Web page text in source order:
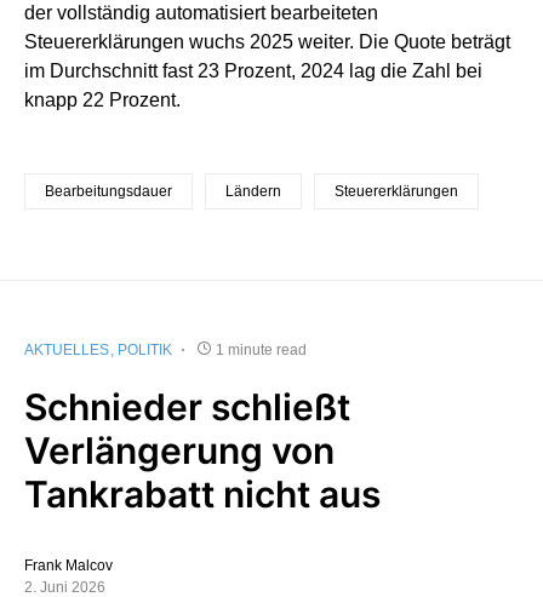
der vollständig automatisiert bearbeiteten
Steuererklärungen wuchs 2025 weiter. Die Quote beträgt
im Durchschnitt fast 23 Prozent, 2024 lag die Zahl bei
knapp 22 Prozent.
Bearbeitungsdauer Ländern Steuererklärungen
AKTUELLES POLITIK 1 minute read
Schnieder schließt
Verlängerung von
Tankrabatt nicht aus
Frank Malcov
2. Juni 2026